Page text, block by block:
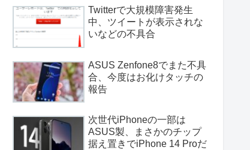
Twitterで大規模障害発生
中、ツイートが表示されな
いなどの不具合
ASUS Zenfone8でまた不具
合、今度はお化けタッチの
報告
次世代iPhoneの一部は
ASUS製、まさかのチップ
据え置きでiPhone 14 Proだ